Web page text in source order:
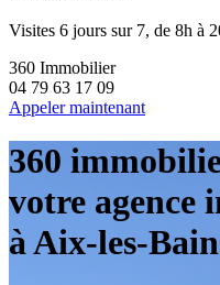
Visites 6 jours sur 7, de 8h à
360 Immobilier
04 79 63 17 09
Appeler maintenant
360
votre agence
à Aix-les-